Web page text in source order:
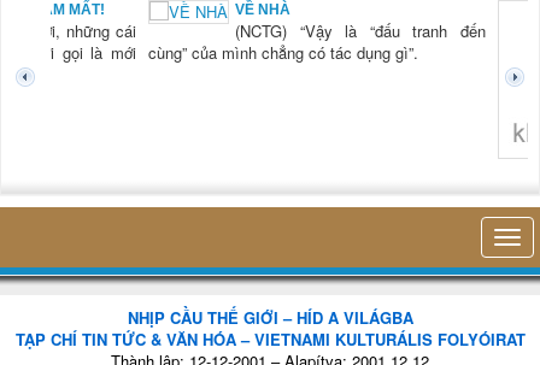
NAM MẤT!
“Xời, những cái
mới gọi là mới
VỀ NHÀ
(NCTG) “Vậy là “đấu tranh đến
cùng” của mình chẳng có tác dụng gì”.
NHỊP CẦU THẾ GIỚI – HÍD A VILÁGBA
TẠP CHÍ TIN TỨC & VĂN HÓA – VIETNAMI KULTURÁLIS FOLYÓIRAT